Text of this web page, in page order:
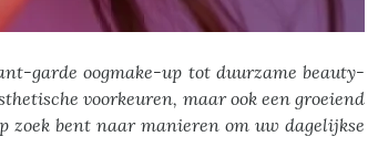
garde oogmake-up tot duurzame beauty-
voorkeuren, maar ook een groeiend
bent naar manieren om uw dagelijkse